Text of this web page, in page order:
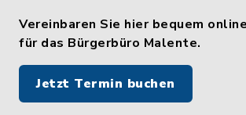
Vereinbaren Sie hier bequem
für das Bürgerbüro Malente.
Jetzt Termin buchen